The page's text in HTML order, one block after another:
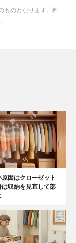
ものとなります。料
因はクローゼット
は収納を見直して部